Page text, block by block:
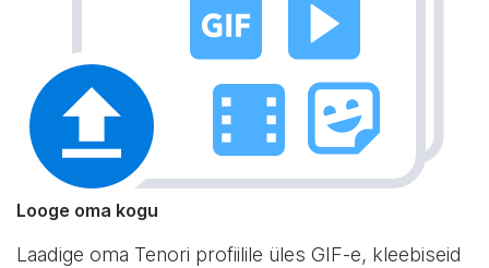
Looge oma kogu
Laadige oma Tenori profiilile üles GIF-e, kleebiseid